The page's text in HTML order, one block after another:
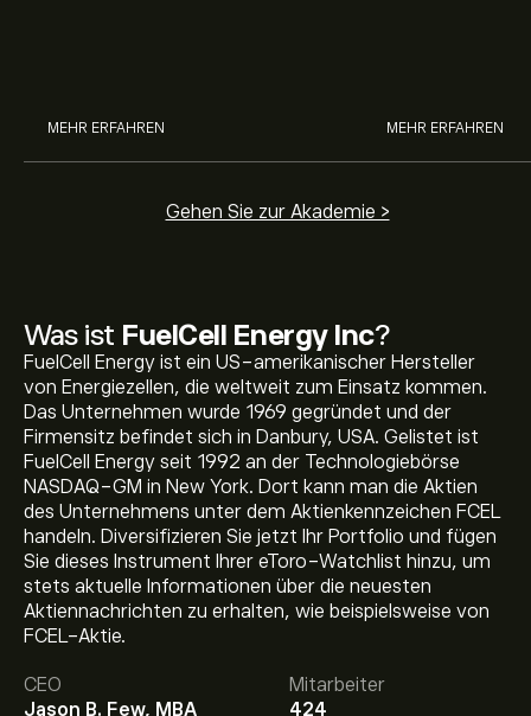
Was ist FuelCell Energy Inc?
FuelCell Energy ist ein US-amerikanischer Hersteller
von Energiezellen, die weltweit zum Einsatz kommen.
Das Unternehmen wurde 1969 gegründet und der
Firmensitz befindet sich in Danbury, USA. Gelistet ist
FuelCell Energy seit 1992 an der Technologiebörse
NASDAQ-GM in New York. Dort kann man die Aktien
des Unternehmens unter dem Aktienkennzeichen FCEL
handeln. Diversifizieren Sie jetzt Ihr Portfolio und fügen
Sie dieses Instrument Ihrer eToro-Watchlist hinzu, um
stets aktuelle Informationen über die neuesten
Aktiennachrichten zu erhalten, wie beispielsweise von
FCEL-Aktie.
CEO
Jason B. Few, MBA
Mitarbeiter
424
MEHR ERFAHREN MEHR ERFAHREN
Gehen Sie zur Akademie >
Aktueller FCEL Aktienkurs liegt bei 20.43‎$‎.
Das durchschnittliche Kursziel für FuelCell Energy Inc
liegt bei 20.43‎$‎. Registrieren Sie sich bei eToro